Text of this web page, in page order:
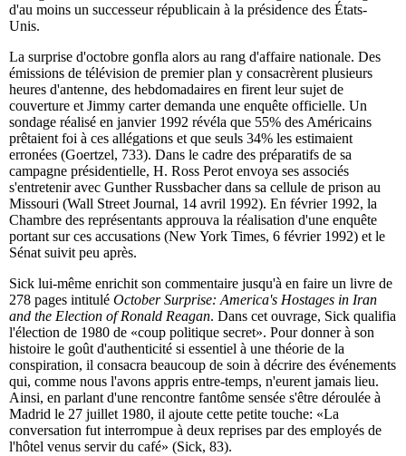
d'au moins un successeur républicain à la présidence des États-
Unis.
La surprise d'octobre gonfla alors au rang d'affaire nationale. Des
émissions de télévision de premier plan y consacrèrent plusieurs
heures d'antenne, des hebdomadaires en firent leur sujet de
couverture et Jimmy carter demanda une enquête officielle. Un
sondage réalisé en janvier 1992 révéla que 55% des Américains
prêtaient foi à ces allégations et que seuls 34% les estimaient
erronées (Goertzel, 733). Dans le cadre des préparatifs de sa
campagne présidentielle, H. Ross Perot envoya ses associés
s'entretenir avec Gunther Russbacher dans sa cellule de prison au
Missouri (Wall Street Journal, 14 avril 1992). En février 1992, la
Chambre des représentants approuva la réalisation d'une enquête
portant sur ces accusations (New York Times, 6 février 1992) et le
Sénat suivit peu après.
Sick lui-même enrichit son commentaire jusqu'à en faire un livre de
278 pages intitulé October Surprise: America's Hostages in Iran
and the Election of Ronald Reagan. Dans cet ouvrage, Sick qualifia
l'élection de 1980 de «coup politique secret». Pour donner à son
histoire le goût d'authenticité si essentiel à une théorie de la
conspiration, il consacra beaucoup de soin à décrire des événements
qui, comme nous l'avons appris entre-temps, n'eurent jamais lieu.
Ainsi, en parlant d'une rencontre fantôme sensée s'être déroulée à
Madrid le 27 juillet 1980, il ajoute cette petite touche: «La
conversation fut interrompue à deux reprises par des employés de
l'hôtel venus servir du café» (Sick, 83).